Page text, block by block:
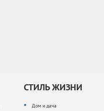
СТИЛЬ ЖИЗНИ
Дом и дача